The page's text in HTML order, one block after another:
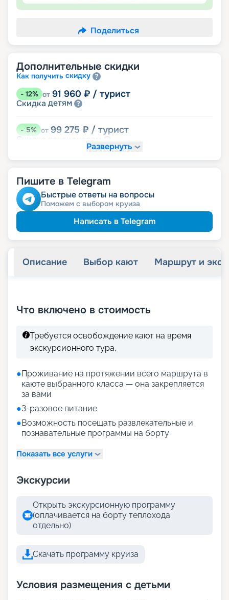
Поделиться
Дополнительные скидки
Как получить скидку
- 12% от 91 960 ₽ / турист
Скидка детям
-5% от 99 275 ₽ / турист
Скидка
именинникамРазвернуть
Пишите в Telegram
Быстрые ответы на вопросы
Поможем с выбором круиза
Написать в Telegram
Описание Выбор кают Маршрут и
Что включено в стоимость
Требуется освобождение кают на время
экскурсионного тура.
●Проживание на протяжении всего маршрута в
каюте выбранного класса — она закрепляется
за вами
●3-разовое питание
●Возможность посещать развлекательные и
познавательные программы на борту
Показать все услуги
Экскурсии
Открыть экскурсионную программу
(оплачивается на борту теплохода
отдельно)
Скачать программу круиза
Условия размещения с детьми